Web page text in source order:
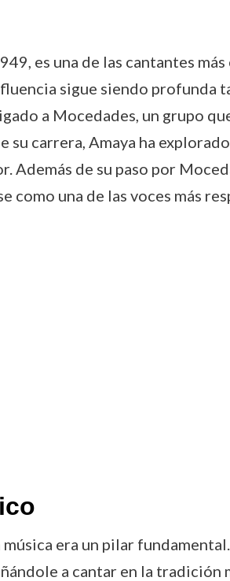
es una de las cantantes
sigue siendo profunda
a Mocedades, un grupo
su carrera, Amaya ha
Además de su paso por
una de las voces más
era un pilar
a cantar en la tradición